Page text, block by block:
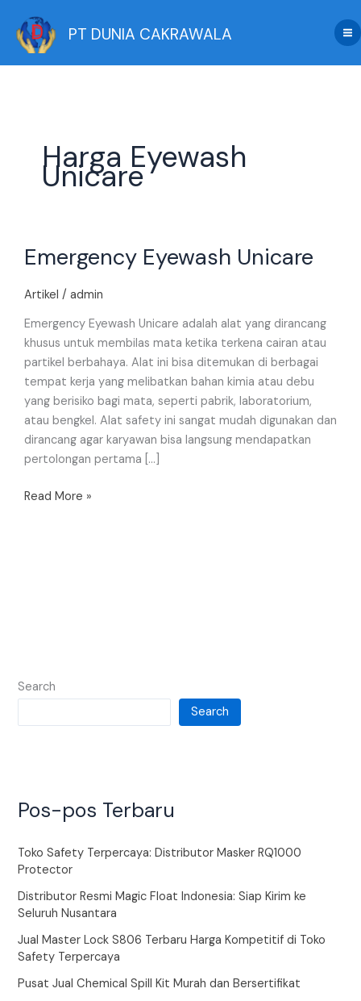
content
PT DUNIA CAKRAWALA
Harga Eyewash
Unicare
Emergency Eyewash Unicare
Artikel / admin
Emergency Eyewash Unicare adalah alat yang dirancang
khusus untuk membilas mata ketika terkena cairan atau
partikel berbahaya. Alat ini bisa ditemukan di berbagai
tempat kerja yang melibatkan bahan kimia atau debu
yang berisiko bagi mata, seperti pabrik, laboratorium,
atau bengkel. Alat safety ini sangat mudah digunakan dan
dirancang agar karyawan bisa langsung mendapatkan
pertolongan pertama […]
Eyewash
Read More »
Search
Search
Pos-pos Terbaru
Toko Safety Terpercaya: Distributor Masker RQ1000
Protector
Distributor Resmi Magic Float Indonesia: Siap Kirim ke
Seluruh Nusantara
Jual Master Lock S806 Terbaru Harga Kompetitif di Toko
Safety Terpercaya
Pusat Jual Chemical Spill Kit Murah dan Bersertifikat